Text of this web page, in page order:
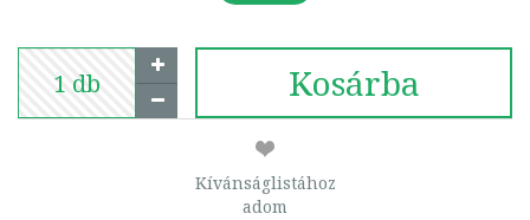
Kosárba
Kívánságlistához
adom